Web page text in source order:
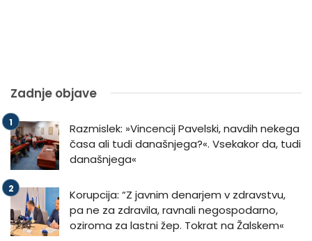
Zadnje objave
Razmislek: »Vincencij Pavelski, navdih nekega
časa ali tudi današnjega?«. Vsekakor da, tudi
današnjega«
Korupcija: “Z javnim denarjem v zdravstvu,
pa ne za zdravila, ravnali negospodarno,
oziroma za lastni žep. Tokrat na Žalskem«